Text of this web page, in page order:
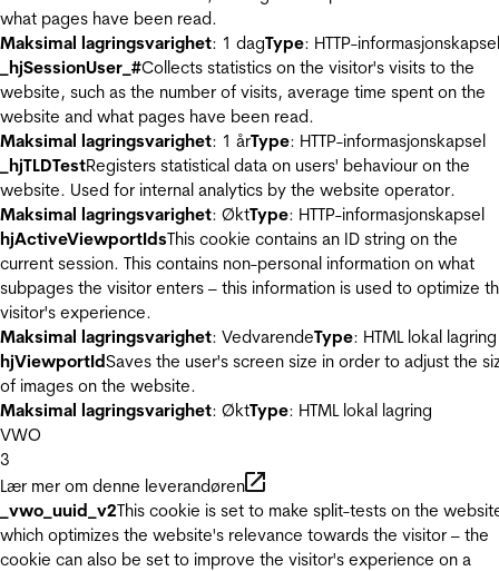
what pages have been read.
Maksimal lagringsvarighet: 1 dagType: HTTP-informasjonskapsel
_hjSessionUser_#Collects statistics on the visitor's visits to the
website, such as the number of visits, average time spent on the
website and what pages have been read.
Maksimal lagringsvarighet: 1 årType: HTTP-informasjonskapsel
_hjTLDTestRegisters statistical data on users' behaviour on the
website. Used for internal analytics by the website operator.
Maksimal lagringsvarighet: ØktType: HTTP-informasjonskapsel
hjActiveViewportIdsThis cookie contains an ID string on the
current session. This contains non-personal information on what
subpages the visitor enters – this information is used to optimize
visitor's experience.
Maksimal lagringsvarighet: VedvarendeType: HTML lokal lagring
hjViewportIdSaves the user's screen size in order to adjust the
of images on the website.
Maksimal lagringsvarighet: ØktType: HTML lokal lagring
VWO
3
Lær mer om denne leverandøren
_vwo_uuid_v2This cookie is set to make split-tests on the
which optimizes the website's relevance towards the visitor – the
cookie can also be set to improve the visitor's experience on a